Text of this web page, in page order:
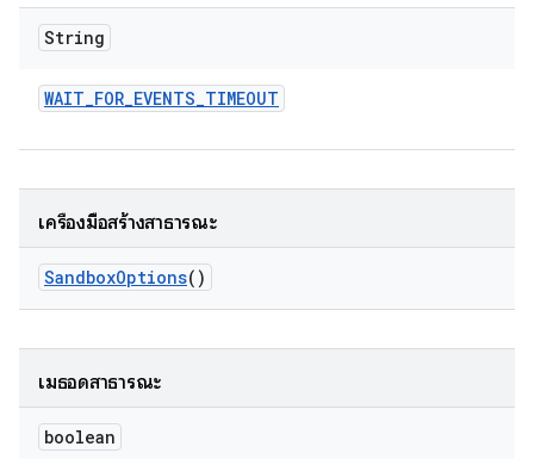
String
WAIT_FOR_EVENTS_TIMEOUT
เครื่องมือสร้างสาธารณะ
SandboxOptions()
เมธอดสาธารณะ
boolean